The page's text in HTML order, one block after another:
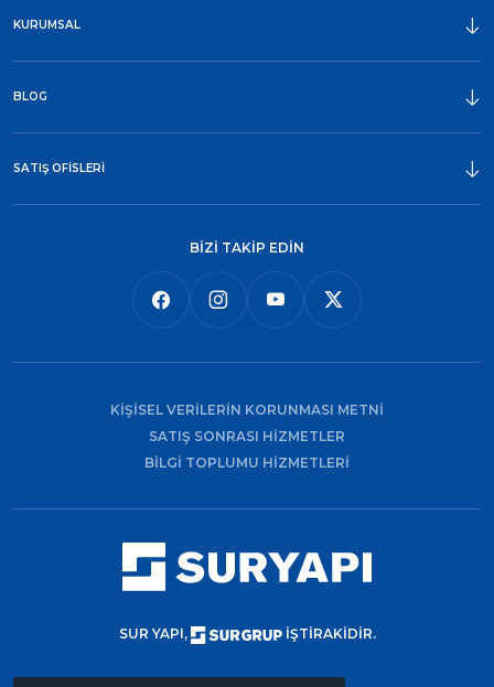
BİZİ TAKİP EDİN
KURUMSAL
BLOG
SATIŞ OFİSLERİ
SUR YAPI, İŞTİRAKİDİR.
KİŞİSEL VERİLERİN KORUNMASI METNİ
SATIŞ SONRASI HİZMETLER
BİLGİ TOPLUMU HİZMETLERİ